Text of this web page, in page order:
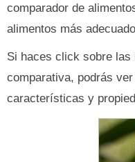
comparador de
alimentos más
Si haces click sobre las
comparativa, podrás
características y